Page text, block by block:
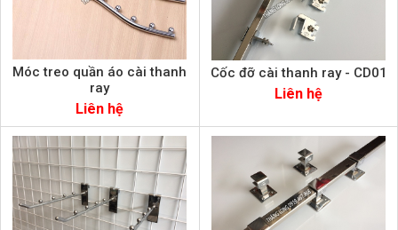
Móc treo quần áo cài thanh
ray
Liên hệ
Cốc đỡ cài thanh ray - CD01
Liên hệ